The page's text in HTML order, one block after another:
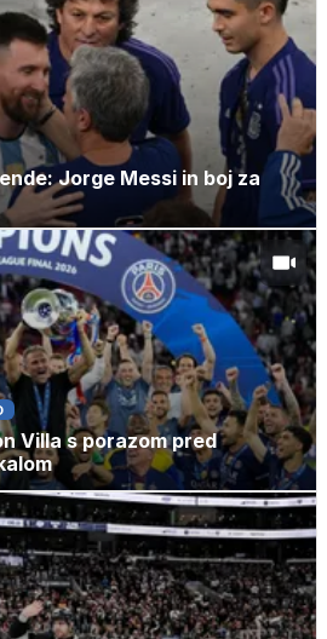
Jorge Messi in boj za
Villa s porazom pred